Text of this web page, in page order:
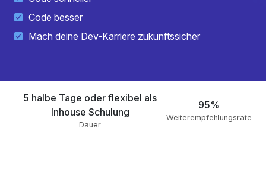
Code besser
Mach deine Dev-Karriere zukunftssicher
5 halbe Tage oder flexibel als
Inhouse Schulung
Dauer
95%
Weiterempfehlungsrate